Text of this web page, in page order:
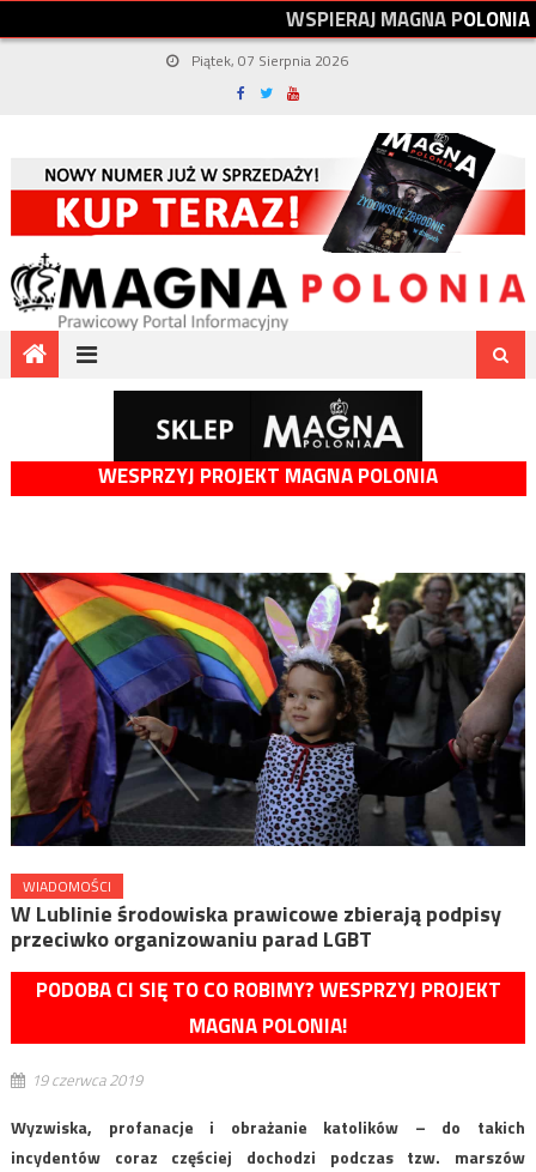
WSPIERAJMAGNAPOLONIA
Piątek, 07 Sierpnia 2026
WESPRZYJ PROJEKT MAGNA POLONIA
WIADOMOŚCI
W Lublinie środowiska prawicowe zbierają podpisy
przeciwko organizowaniu parad LGBT
PODOBA CI SIĘ TO CO ROBIMY? WESPRZYJ PROJEKT
MAGNA POLONIA!
19 czerwca 2019
Wyzwiska, profanacje i obrażanie katolików – do takich
incydentów coraz częściej dochodzi podczas tzw. marszów